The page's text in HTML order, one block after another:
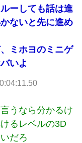
ーしても話は進
ないと先に進め
ミホヨのミニゲ
いよ
うなら分かるけ
るレベルの3D
だろ